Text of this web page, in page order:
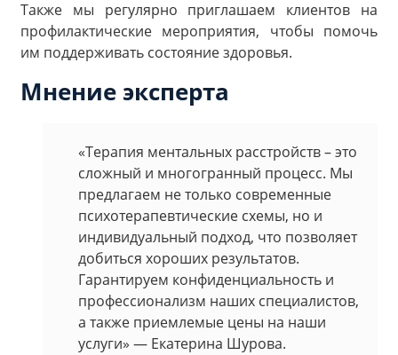
Также мы регулярно приглашаем клиентов на
профилактические мероприятия, чтобы помочь
им поддерживать состояние здоровья.
Мнение эксперта
«Терапия ментальных расстройств – это
сложный и многогранный процесс. Мы
предлагаем не только современные
психотерапевтические схемы, но и
индивидуальный подход, что позволяет
добиться хороших результатов.
Гарантируем конфиденциальность и
профессионализм наших специалистов,
а также приемлемые цены на наши
услуги» — Екатерина Шурова.